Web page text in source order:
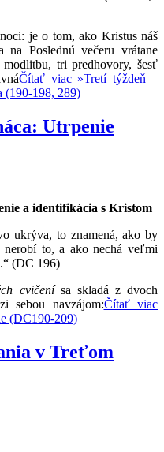
je o tom, ako Kristus náš
na Poslednú večeru vrátane
tri predhovory, šesť
Čítať viac »Tretí týždeň –
(190-198, 289)
Utrpenie
a identifikácia s Kristom
ukrýva, to znamená, ako by
to, a ako nechá veľmi
(DC 196)
cvičenísa skladá z dvoch
sebou navzájom:Čítať viac
(DC190-209)
v Treťom